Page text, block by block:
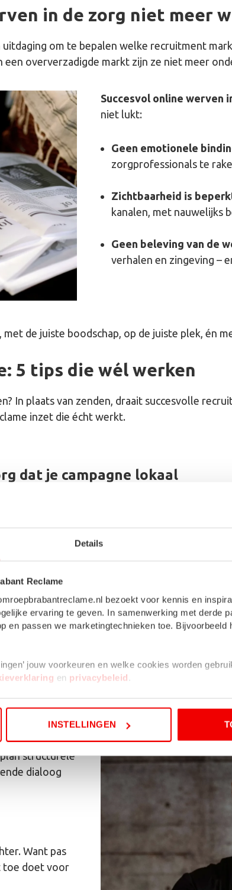
Details
Reclame
bezoekt voor kennis en
ervaring te geven. In samenwerking met derde
en passen we marketingtechnieken toe. Bijvoorbeeld
jouw voorkeuren en welke cookies worden
en privacybeleid .
INSTELLINGEN
in de zorg niet meer
om te bepalen welke recruitment
oververzadigde markt zijn ze niet meer
Succesvol online werven
niet lukt:
Geen emotionele
zorgprofessionals te
Zichtbaarheid is
kanalen, met nauwelijks
Geen beleving van de
verhalen en zingeving –
de juiste boodschap, op de juiste plek, én
5 tips die wél werken
In plaats van zenden, draait succesvolle
inzet die écht werkt.
dat je campagne lokaal
nabijheid een grote rol. Solicitanten willen
advertenties
structurele
dialoog
Want pas
toe doet voor